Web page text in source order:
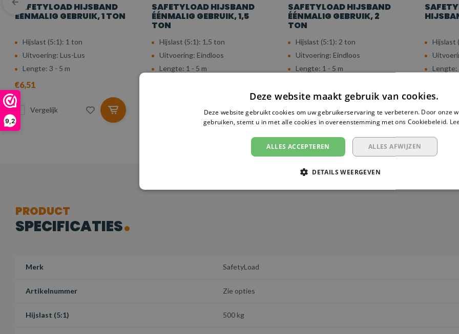
9,2
SAFETYLOAD HIJSBAND
ÉÉNMALIG GEBRUIK, 1 TON
Hijslast (5:1): 1 ton
Uitvoering: Lus-Lus
Lengte: 3 - 5 m
€6,51
Vergelijk
SAFETYLOAD HIJSBAND
ÉÉNMALIG GEBRUIK, 1,5
TON
Hijslast (5:1): 1,5 ton
Uitvoering: Eindloos
Lengte: 1 - 5 m
SAFETYLOAD HIJSBAND
ÉÉNMALIG GEBRUIK, 2
TON
Hijslast (5:1): 2 ton
Uitvoering: Eindloos
Lengte: 1 - 5 m
Vergelijk
Hijslast
Lengte:
PRODUCT
SPECIFICATIES
Merk SafetyLoad
Artikelnummer Zie opties
Hijslast (5:1) 500 kg
Deze website maakt gebruik van cookies.
Deze website gebruikt cookies om uw gebruikerservaring te verbeteren. Door onze
gebruiken, stemt u in met alle cookies in overeenstemming met ons Cookiebeleid.
ALLES ACCEPTEREN ALLES AFWIJZEN
DETAILS WEERGEVEN